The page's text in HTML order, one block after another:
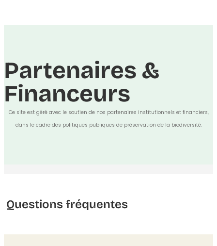
Partenaires &
Financeurs
Ce site est géré avec le soutien de nos partenaires institutionnels et financiers,
dans le cadre des politiques publiques de préservation de la biodiversité.
Questions fréquentes